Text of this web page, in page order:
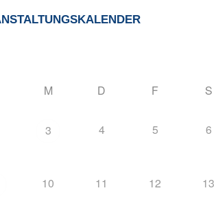
M D F S
3 4 5 6
10 11 12 13